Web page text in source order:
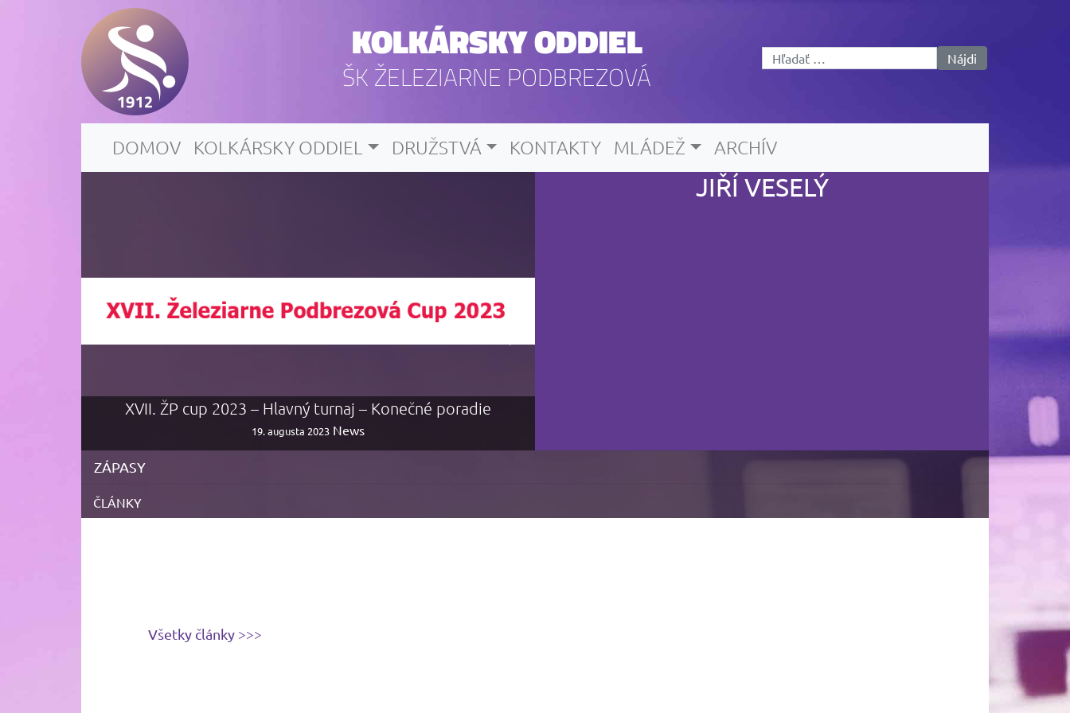
KOLKÁRSKY ODDIEL
ŠK ŽELEZIARNE PODBREZOVÁ Hľadať:
DOMOV KOLKÁRSKY ODDIEL DRUŽSTVÁ KONTAKTY MLÁDEŽ ARCHÍV
XVII. ŽP cup 2023 – Hlavný turnaj – Konečné poradie
19. augusta 2023 News
JIŘÍ VESELÝ
ZÁPASY
ČLÁNKY
Všetky články >>>